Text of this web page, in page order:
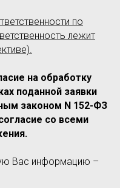
по
лежит
на обработку
поданной заявки
законом N 152-ФЗ
со всеми
Вас информацию –